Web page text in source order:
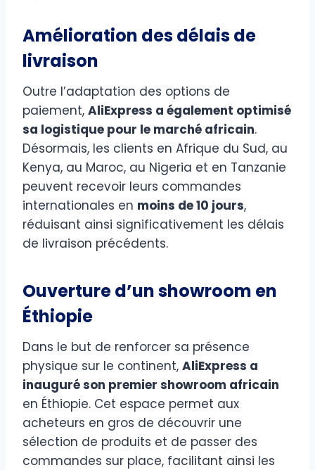
Amélioration des délais de
livraison
Outre l’adaptation des options de
paiement, AliExpress a également optimisé
sa logistique pour le marché africain.
Désormais, les clients en Afrique du Sud, au
Kenya, au Maroc, au Nigeria et en Tanzanie
peuvent recevoir leurs commandes
internationales en moins de 10 jours,
réduisant ainsi significativement les délais
de livraison précédents.
Ouverture d’un showroom en
Éthiopie
Dans le but de renforcer sa présence
physique sur le continent, AliExpress a
inauguré son premier showroom africain
en Éthiopie. Cet espace permet aux
acheteurs en gros de découvrir une
sélection de produits et de passer des
commandes sur place, facilitant ainsi les